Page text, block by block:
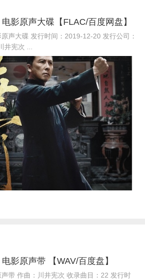
影原声大碟【FLAC/百度网盘】
声大碟 发行时间：2019-12-20 发行公司：
井宪次 ...
影原声带 【WAV/百度盘】
带 作曲：川井宪次 收录曲目：22 发行时